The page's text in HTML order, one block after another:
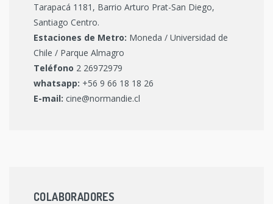
Tarapacá 1181, Barrio Arturo Prat-San Diego,
Santiago Centro.
Estaciones de Metro: Moneda / Universidad de
Chile / Parque Almagro
Teléfono 2 26972979
whatsapp: +56 9 66 18 18 26
E-mail: cine@normandie.cl
COLABORADORES